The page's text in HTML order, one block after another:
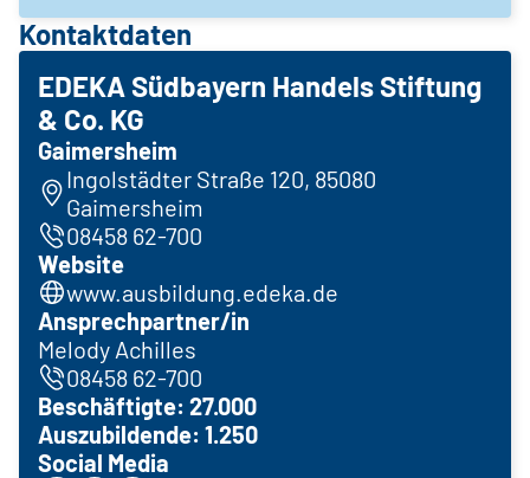
Kontaktdaten
EDEKA Südbayern Handels Stiftung
& Co. KG
Gaimersheim
Ingolstädter Straße 120, 85080
Gaimersheim
08458 62-700
Website
www.ausbildung.edeka.de
Ansprechpartner/in
Melody Achilles
08458 62-700
Beschäftigte: 27.000
Auszubildende: 1.250
Social Media